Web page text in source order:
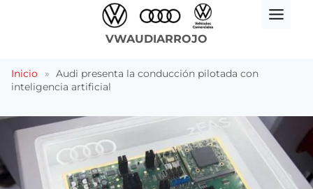
VWAUDIARROJO
Inicio » Audi presenta la conducción pilotada con
inteligencia artificial